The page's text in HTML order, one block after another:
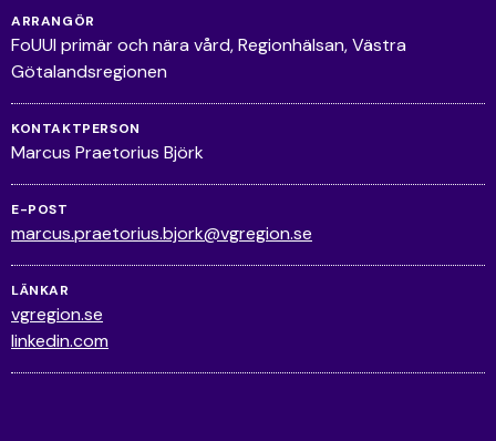
ARRANGÖR
FoUUI primär och nära vård, Regionhälsan, Västra
Götalandsregionen
KONTAKTPERSON
Marcus Praetorius Björk
E-POST
marcus.praetorius.bjork@vgregion.se
LÄNKAR
vgregion.se
linkedin.com